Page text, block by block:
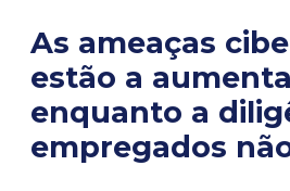
As ameaças
estão a
enquanto a
empregados